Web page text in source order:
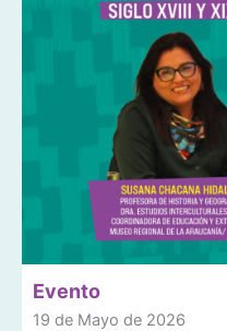
Evento
19 de Mayo de 2026